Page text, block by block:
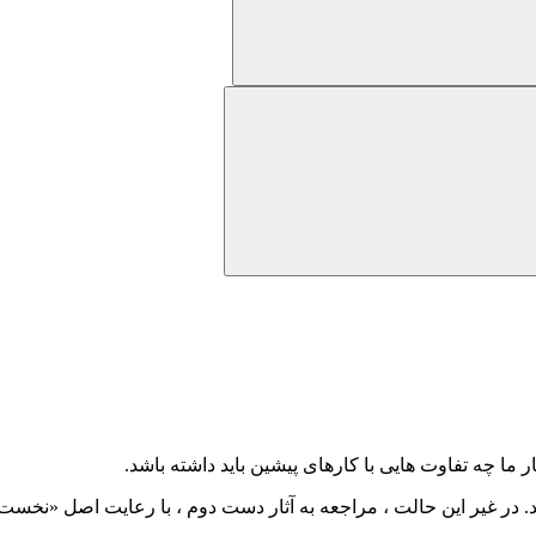
چه تفاوت هایی با کارهای پیشین باید داشته باشد.
در غیر این حالت ، مراجعه به آثار دست دوم ، با رعایت اصل